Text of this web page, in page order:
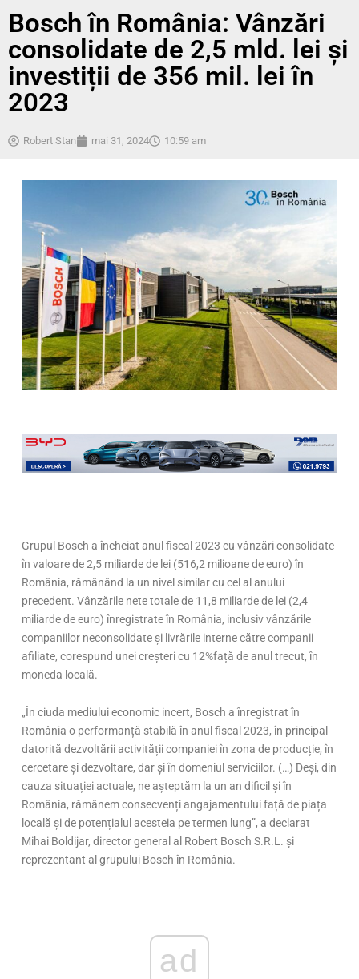
Bosch în România: Vânzări
consolidate de 2,5 mld. lei și
investiții de 356 mil. lei în
2023
Robert Stan mai 31, 2024 10:59 am
Grupul Bosch a încheiat anul fiscal 2023 cu vânzări consolidate
în valoare de 2,5 miliarde de lei (516,2 milioane de euro) în
România, rămânând la un nivel similar cu cel al anului
precedent. Vânzările nete totale de 11,8 miliarde de lei (2,4
miliarde de euro) înregistrate în România, inclusiv vânzările
companiilor neconsolidate și livrările interne către companii
afiliate, corespund unei creșteri cu 12%față de anul trecut, în
moneda locală.
„În ciuda mediului economic incert, Bosch a înregistrat în
România o performanță stabilă în anul fiscal 2023, în principal
datorită dezvoltării activității companiei în zona de producție, în
cercetare și dezvoltare, dar și în domeniul serviciilor. (…) Deși, din
cauza situației actuale, ne așteptăm la un an dificil și în
România, rămânem consecvenți angajamentului față de piața
locală și de potențialul acesteia pe termen lung”, a declarat
Mihai Boldijar, director general al Robert Bosch S.R.L. și
reprezentant al grupului Bosch în România.
ad